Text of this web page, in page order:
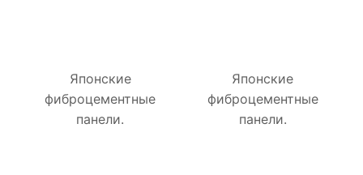
Японские
фиброцементные
панели.
Японские
фиброцементные
панели.